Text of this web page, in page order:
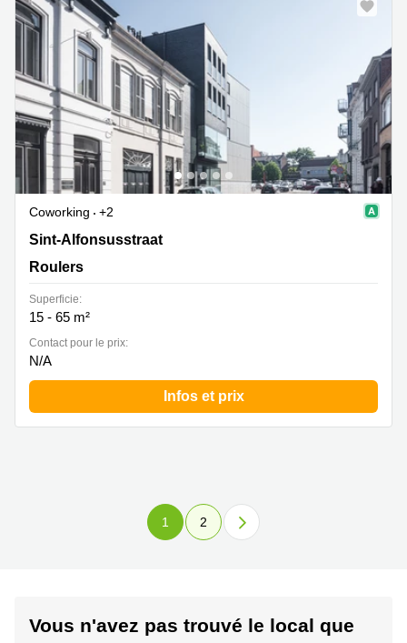
Coworking
+2
Sint-Alfonsusstraat 4, Roulers
Sint-Alfonsusstraat
Roulers
Superficie:
15 - 65 m²
Contact pour le prix:
N/A
Infos et prix
1 2
Vous n'avez pas trouvé le local que